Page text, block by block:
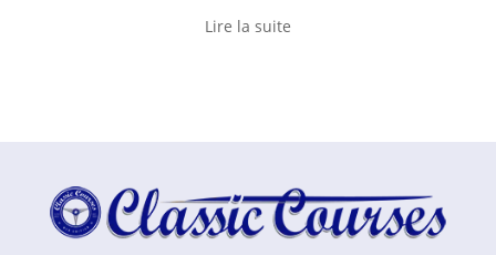
Lire la suite